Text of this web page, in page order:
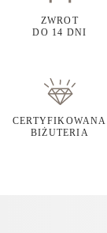
ZWROT
DO 14 DNI
CERTYFIKOWANA
BIŻUTERIA